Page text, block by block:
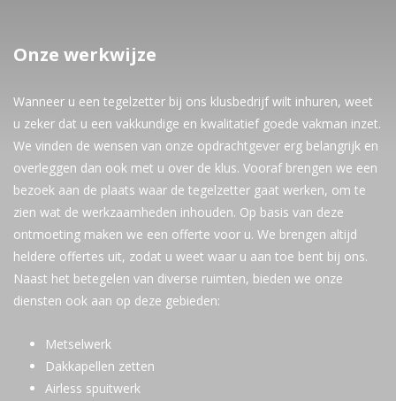
Onze werkwijze
Wanneer u een tegelzetter bij ons klusbedrijf wilt inhuren, weet
u zeker dat u een vakkundige en kwalitatief goede vakman inzet.
We vinden de wensen van onze opdrachtgever erg belangrijk en
overleggen dan ook met u over de klus. Vooraf brengen we een
bezoek aan de plaats waar de tegelzetter gaat werken, om te
zien wat de werkzaamheden inhouden. Op basis van deze
ontmoeting maken we een offerte voor u. We brengen altijd
heldere offertes uit, zodat u weet waar u aan toe bent bij ons.
Naast het betegelen van diverse ruimten, bieden we onze
diensten ook aan op deze gebieden:
Metselwerk
Dakkapellen zetten
Airless spuitwerk